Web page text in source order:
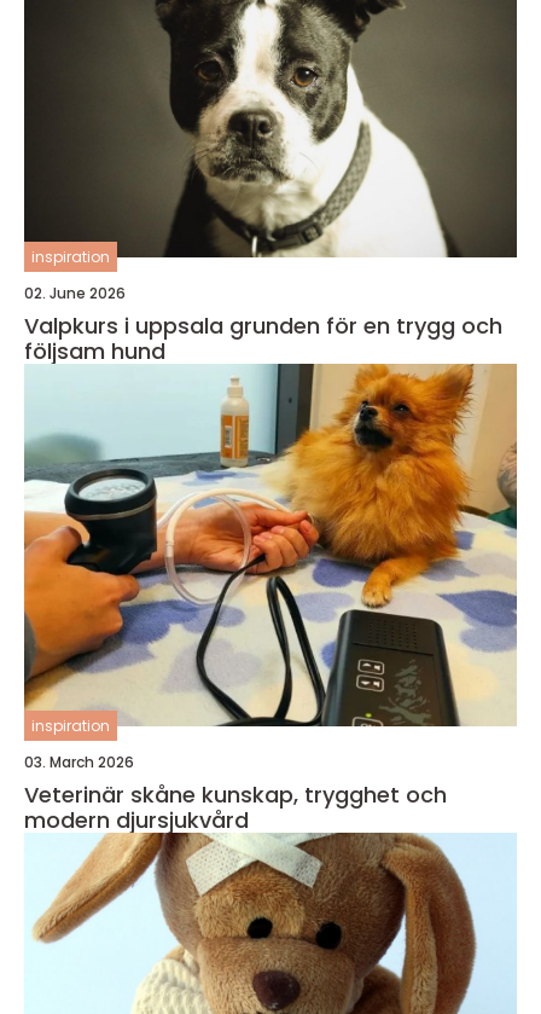
inspiration
02. June 2026
Valpkurs i uppsala grunden för en trygg och
följsam hund
inspiration
03. March 2026
Veterinär skåne kunskap, trygghet och
modern djursjukvård